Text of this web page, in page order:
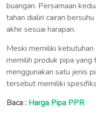
buangan. Persamaan
tahan dialiri cairan
akhir sesuai harapan.
Meski memiliki kebutuhan
memilih produk pipa
menggunakan satu jenis
tersebut memiliki
Baca : Harga Pipa PPR